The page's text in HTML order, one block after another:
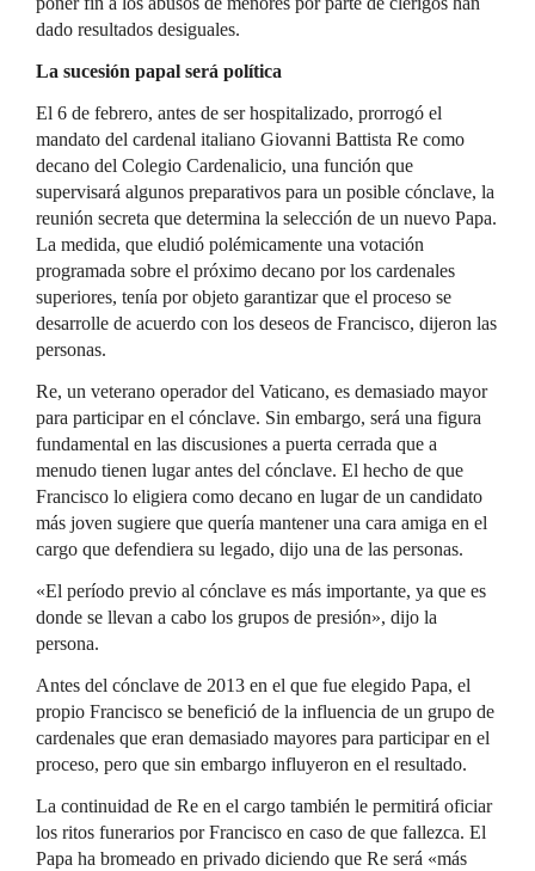
dado resultados desiguales.
La sucesión papal será política
El 6 de febrero, antes de ser hospitalizado, prorrogó el
mandato del cardenal italiano Giovanni Battista Re como
decano del Colegio Cardenalicio, una función que
supervisará algunos preparativos para un posible cónclave, la
reunión secreta que determina la selección de un nuevo Papa.
La medida, que eludió polémicamente una votación
programada sobre el próximo decano por los cardenales
superiores, tenía por objeto garantizar que el proceso se
desarrolle de acuerdo con los deseos de Francisco, dijeron las
personas.
Re, un veterano operador del Vaticano, es demasiado mayor
para participar en el cónclave. Sin embargo, será una figura
fundamental en las discusiones a puerta cerrada que a
menudo tienen lugar antes del cónclave. El hecho de que
Francisco lo eligiera como decano en lugar de un candidato
más joven sugiere que quería mantener una cara amiga en el
cargo que defendiera su legado, dijo una de las personas.
«El período previo al cónclave es más importante, ya que es
donde se llevan a cabo los grupos de presión», dijo la
persona.
Antes del cónclave de 2013 en el que fue elegido Papa, el
propio Francisco se benefició de la influencia de un grupo de
cardenales que eran demasiado mayores para participar en el
proceso, pero que sin embargo influyeron en el resultado.
La continuidad de Re en el cargo también le permitirá oficiar
los ritos funerarios por Francisco en caso de que fallezca. El
Papa ha bromeado en privado diciendo que Re será «más